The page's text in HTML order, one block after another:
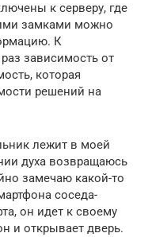
к серверу, где
замками можно
К
зависимость от
которая
решений на
лежит в моей
духа возвращаюсь
замечаю какой-то
соседа-
он идет к своему
и открывает дверь.